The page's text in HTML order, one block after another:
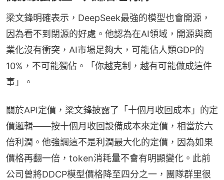
梁文鋒明確表示，DeepSeek最強的模型也會開源，
因為看不到閉源的好處。他認為在AI領域，開源與商
業化沒有衝突，AI市場足夠大，可能佔人類GDP的
10%，不可能獨佔。「你越克制，越有可能做成這件
事」。
關於API定價，梁文鋒披露了「十個月收回成本」的定
價邏輯——按十個月收回設備成本來定價，相當於六
倍利潤。他強調這不是利潤最大化的定價，因為如果
價格再翻一倍，token消耗量不會有明顯變化。此前
公司曾將DDCP模型價格降至四分之一，團隊群里很